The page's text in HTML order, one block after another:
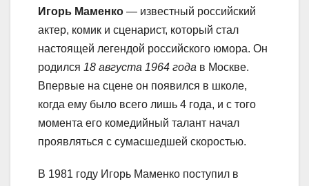
Игорь Маменко — известный российский
актер, комик и сценарист, который стал
настоящей легендой российского юмора. Он
родился 18 августа 1964 года в Москве.
Впервые на сцене он появился в школе,
когда ему было всего лишь 4 года, и с того
момента его комедийный талант начал
проявляться с сумасшедшей скоростью.
В 1981 году Игорь Маменко поступил в